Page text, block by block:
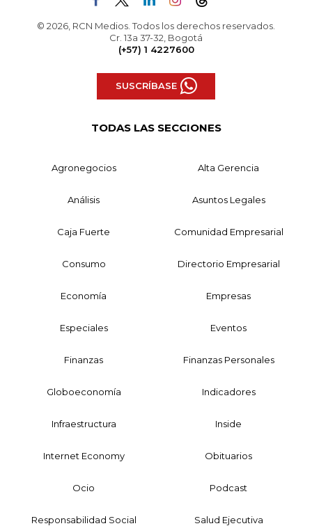
© 2026, RCN Medios. Todos los derechos reservados.
Cr. 13a 37-32, Bogotá
(+57) 1 4227600
SUSCRÍBASE
TODAS LAS SECCIONES
Agronegocios Alta Gerencia
Análisis Asuntos Legales
Caja Fuerte Comunidad Empresarial
Consumo Directorio Empresarial
Economía Empresas
Especiales Eventos
Finanzas Finanzas Personales
Globoeconomía Indicadores
Infraestructura Inside
Internet Economy Obituarios
Ocio Podcast
Responsabilidad Social Salud Ejecutiva